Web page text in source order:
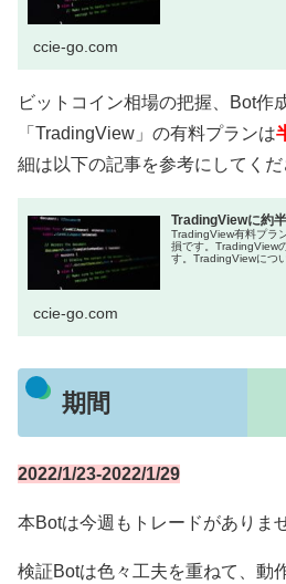
ccie-go.com
ビットコイン相場の把握、Bot作
「TradingView」の有料プランは
細は以下の記事を参考にしてくだ
TradingViewに約
TradingView有料プラ
損です。TradingView
す。TradingViewにつ
ccie-go.com
期間
2022/1/23-2022/1/29
本Botは今週もトレードがありま
検証Botは色々工夫を重ねて、動